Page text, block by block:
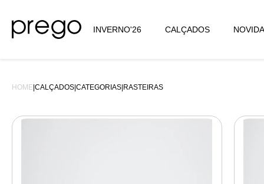
INVERNO'26 CALÇADOS
HOME CALÇADOS CATEGORIAS RASTEIRAS